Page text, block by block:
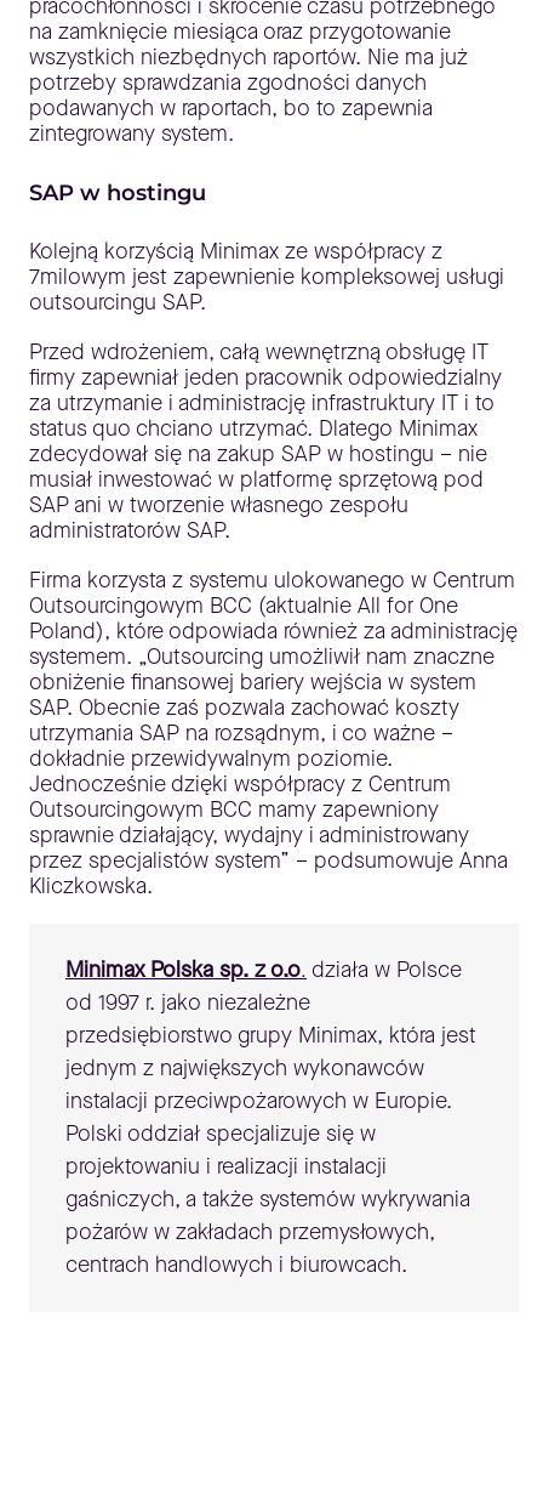
pracochłonności i skrócenie czasu potrzebnego
na zamknięcie miesiąca oraz przygotowanie
wszystkich niezbędnych raportów. Nie ma już
potrzeby sprawdzania zgodności danych
podawanych w raportach, bo to zapewnia
zintegrowany system.
SAP w hostingu
Kolejną korzyścią Minimax ze współpracy z
7milowym jest zapewnienie kompleksowej usługi
outsourcingu SAP.
Przed wdrożeniem, całą wewnętrzną obsługę IT
firmy zapewniał jeden pracownik odpowiedzialny
za utrzymanie i administrację infrastruktury IT i to
status quo chciano utrzymać. Dlatego Minimax
zdecydował się na zakup SAP w hostingu – nie
musiał inwestować w platformę sprzętową pod
SAP ani w tworzenie własnego zespołu
administratorów SAP.
Firma korzysta z systemu ulokowanego w Centrum
Outsourcingowym BCC (aktualnie All for One
Poland), które odpowiada również za administrację
systemem. „Outsourcing umożliwił nam znaczne
obniżenie finansowej bariery wejścia w system
SAP. Obecnie zaś pozwala zachować koszty
utrzymania SAP na rozsądnym, i co ważne –
dokładnie przewidywalnym poziomie.
Jednocześnie dzięki współpracy z Centrum
Outsourcingowym BCC mamy zapewniony
sprawnie działający, wydajny i administrowany
przez specjalistów system” – podsumowuje Anna
Kliczkowska.
Minimax Polska sp. z o.o. działa w Polsce
od 1997 r. jako niezależne
przedsiębiorstwo grupy Minimax, która jest
jednym z największych wykonawców
instalacji przeciwpożarowych w Europie.
Polski oddział specjalizuje się w
projektowaniu i realizacji instalacji
gaśniczych, a także systemów wykrywania
pożarów w zakładach przemysłowych,
centrach handlowych i biurowcach.